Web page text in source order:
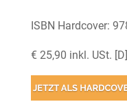
ISBN Hardcover:
€ 25,90 inkl. USt. [D]